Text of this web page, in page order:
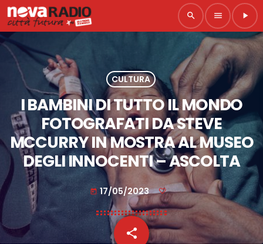
search menu play_arrow
CULTURA
I BAMBINI DI TUTTO IL MONDO
FOTOGRAFATI DA STEVE
MCCURRY IN MOSTRA AL MUSEO
DEGLI INNOCENTI – ASCOLTA
today 17/05/2023
share
email